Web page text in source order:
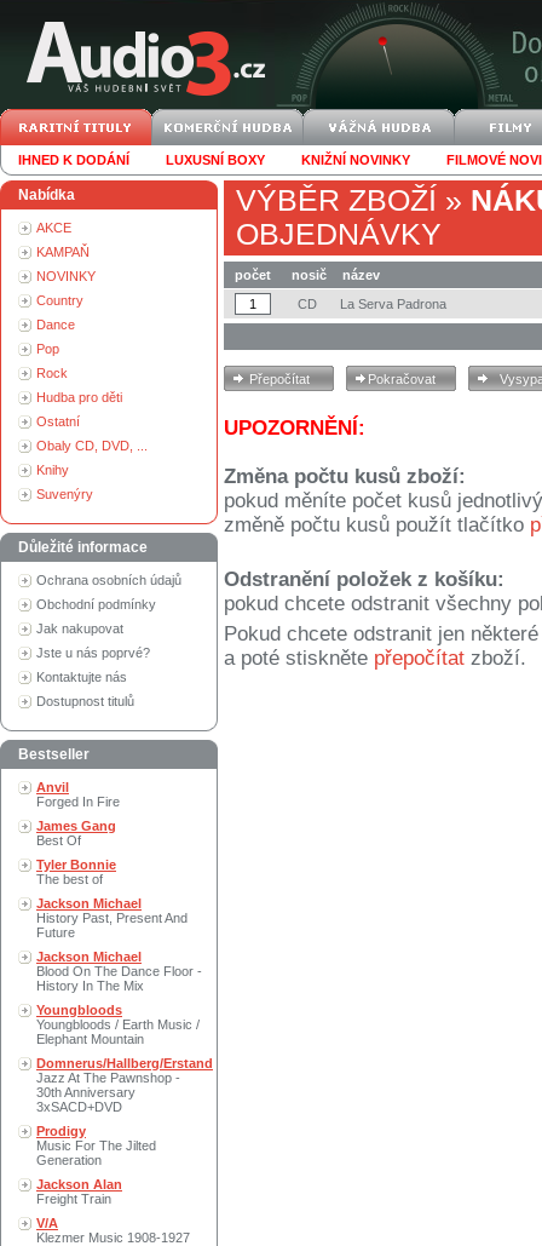
IHNED K DODÁNÍ LUXUSNÍ BOXY KNIŽNÍ NOVINKY FILMOVÉ
Nabídka
AKCE
KAMPAŇ
NOVINKY
Country
Dance
Pop
Rock
Hudba pro děti
Ostatní
Obaly CD, DVD, ...
Knihy
Suvenýry
Důležité informace
Ochrana osobních údajů
Obchodní podmínky
Jak nakupovat
Jste u nás poprvé?
Kontaktujte nás
Dostupnost titulů
Bestseller
Anvil
Forged In Fire
James Gang
Best Of
Tyler Bonnie
The best of
Jackson Michael
History Past, Present And
Future
Jackson Michael
Blood On The Dance Floor -
History In The Mix
Youngbloods
Youngbloods / Earth Music /
Elephant Mountain
Domnerus/Hallberg/Erstand
Jazz At The Pawnshop -
30th Anniversary
3xSACD+DVD
Prodigy
Music For The Jilted
Generation
Jackson Alan
Freight Train
V/A
Klezmer Music 1908-1927
VÝBĚR ZBOŽÍ »
OBJEDNÁVKY
počet nosič
název
CD
La Serva Padrona
UPOZORNĚNÍ:
Změna počtu kusů zboží:
pokud měníte počet kusů
změně počtu kusů použít tlačítko
Odstranění položek z košíku:
pokud chcete odstranit všechny
Pokud chcete odstranit jen
a poté stiskněte přepočítat zboží.